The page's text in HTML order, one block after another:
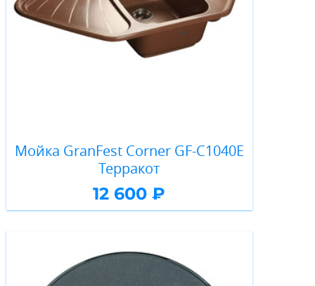
Мойка GranFest Corner GF-C1040E
Терракот
12 600 ₽